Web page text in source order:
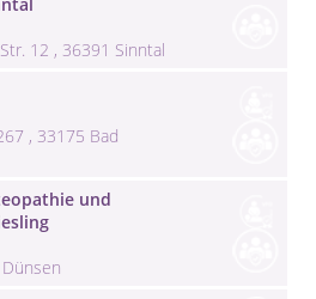
12 , 36391 Sinntal
, 33175 Bad
und